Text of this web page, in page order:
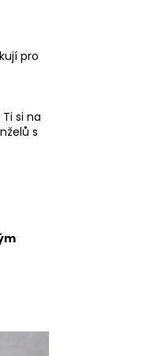
pro
si na
s